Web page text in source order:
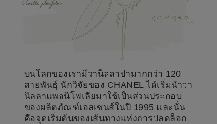
บนโลกของเรามีวานิลลาป่ามากกว่า 120
สายพันธุ์ นักวิจัยของ CHANEL ได้เริ่มนำวา
นิลลาแพลนิโฟเลียมาใช้เป็นส่วนประกอบ
ของผลิตภัณฑ์เอสเซนส์ในปี 1995 และนั่น
คือจุดเริ่มต้นของเส้นทางแห่งการปลดล็อก